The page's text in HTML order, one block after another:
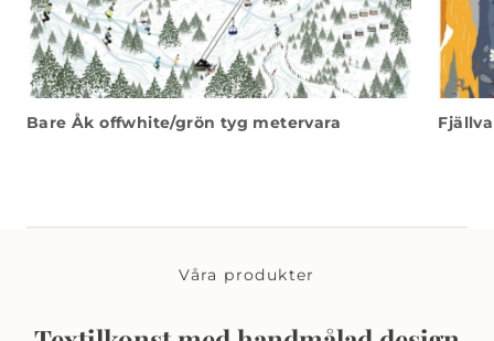
Bare Åk offwhite/grön tyg metervara
Våra produkter